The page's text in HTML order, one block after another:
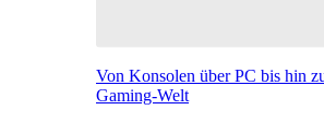
Von Konsolen über PC bis hin
Gaming-Welt